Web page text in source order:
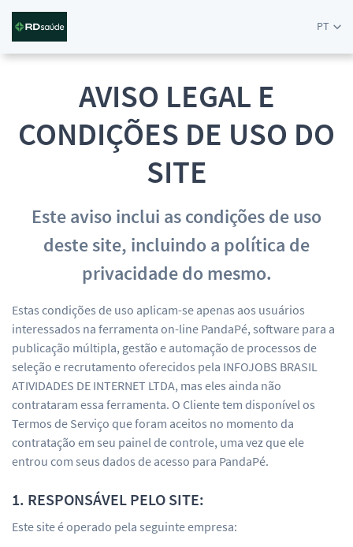
PT
AVISO LEGAL E
CONDIÇÕES DE USO DO
SITE
Este aviso inclui as condições de uso
deste site, incluindo a política de
privacidade do mesmo.
Estas condições de uso aplicam-se apenas aos usuários
interessados na ferramenta on-line PandaPé, software para a
publicação múltipla, gestão e automação de processos de
seleção e recrutamento oferecidos pela INFOJOBS BRASIL
ATIVIDADES DE INTERNET LTDA, mas eles ainda não
contrataram essa ferramenta. O Cliente tem disponível os
Termos de Serviço que foram aceitos no momento da
contratação em seu painel de controle, uma vez que ele
entrou com seus dados de acesso para PandaPé.
1. RESPONSÁVEL PELO SITE:
Este site é operado pela seguinte empresa: